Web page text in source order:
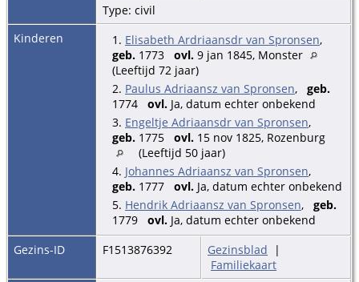
Type: civil
Kinderen
1. Elisabeth Ardriaansdr van Spronsen,
geb. 1773 ovl. 9 jan 1845, Monster
(Leeftijd 72 jaar)
2. Paulus Adriaansz van Spronsen, geb.
1774 ovl. Ja, datum echter onbekend
3. Engeltje Adriaansdr van Spronsen,
geb. 1775 ovl. 15 nov 1825, Rozenburg
(Leeftijd 50 jaar)
4. Johannes Adriaansz van Spronsen,
geb. 1777 ovl. Ja, datum echter onbekend
5. Hendrik Adriaansz van Spronsen, geb.
1779 ovl. Ja, datum echter onbekend
Gezins-ID
F1513876392 Gezinsblad |
Familiekaart